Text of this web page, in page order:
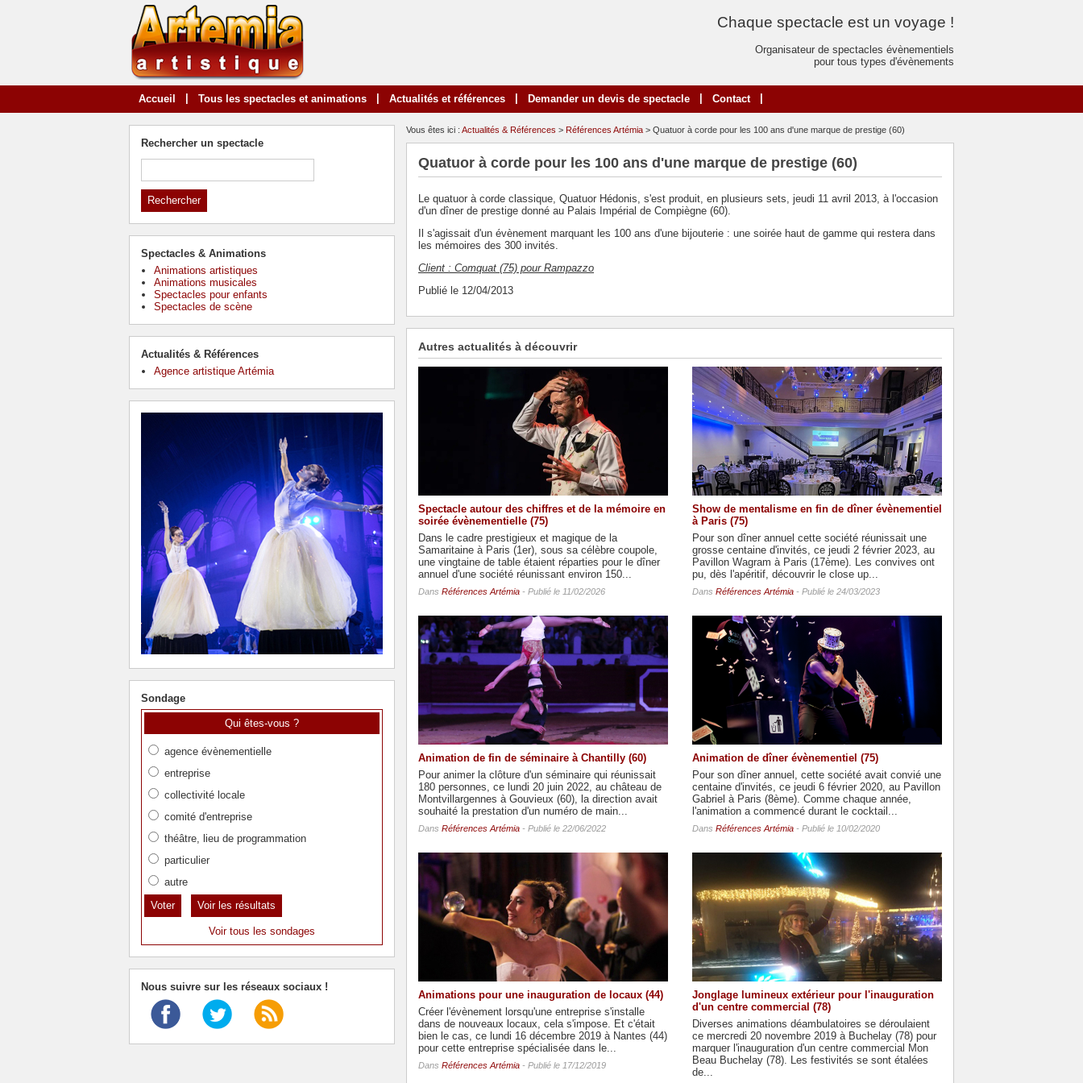
Chaque spectacle est un voyage !
Organisateur de spectacles évènementiels
pour tous types d'évènements
Accueil Tous les spectacles et animations Actualités et références Demander un devis de spectacle Contact
Vous êtes ici : Actualités & Références > Références Artémia > Quatuor à corde pour les 100 ans d'une marque de prestige (60)
Quatuor à corde pour les 100 ans d'une marque de prestige (60)
Le quatuor à corde classique, Quatuor Hédonis, s'est produit, en plusieurs sets, jeudi 11 avril 2013, à l'occasion
d'un dîner de prestige donné au Palais Impérial de Compiègne (60).
Il s'agissait d'un évènement marquant les 100 ans d'une bijouterie : une soirée haut de gamme qui restera dans
les mémoires des 300 invités.
Client : Comquat (75) pour Rampazzo
Publié le 12/04/2013
Autres actualités à découvrir
Spectacle autour des chiffres et de la mémoire en
soirée évènementielle (75)
Dans le cadre prestigieux et magique de la
Samaritaine à Paris (1er), sous sa célèbre coupole,
une vingtaine de table étaient réparties pour le dîner
annuel d'une société réunissant environ 150...
Dans Références Artémia - Publié le 11/02/2026
Show de mentalisme en fin de dîner évènementiel
à Paris (75)
Pour son dîner annuel cette société réunissait une
grosse centaine d'invités, ce jeudi 2 février 2023, au
Pavillon Wagram à Paris (17ème). Les convives ont
pu, dès l'apéritif, découvrir le close up...
Dans Références Artémia - Publié le 24/03/2023
Animation de fin de séminaire à Chantilly (60)
Pour animer la clôture d'un séminaire qui réunissait
180 personnes, ce lundi 20 juin 2022, au château de
Montvillargennes à Gouvieux (60), la direction avait
souhaité la prestation d'un numéro de main...
Dans Références Artémia - Publié le 22/06/2022
Animation de dîner évènementiel (75)
Pour son dîner annuel, cette société avait convié une
centaine d'invités, ce jeudi 6 février 2020, au Pavillon
Gabriel à Paris (8ème). Comme chaque année,
l'animation a commencé durant le cocktail...
Dans Références Artémia - Publié le 10/02/2020
Animations pour une inauguration de locaux (44)
Créer l'évènement lorsqu'une entreprise s'installe
dans de nouveaux locaux, cela s'impose. Et c'était
bien le cas, ce lundi 16 décembre 2019 à Nantes (44)
pour cette entreprise spécialisée dans le...
Dans Références Artémia - Publié le 17/12/2019
Jonglage lumineux extérieur pour l'inauguration
d'un centre commercial (78)
Diverses animations déambulatoires se déroulaient
ce mercredi 20 novembre 2019 à Buchelay (78) pour
marquer l'inauguration d'un centre commercial Mon
Beau Buchelay (78). Les festivités se sont étalées
de...
Rechercher un spectacle
Spectacles & Animations
Animations artistiques
Animations musicales
Spectacles pour enfants
Spectacles de scène
Actualités & Références
Agence artistique Artémia
Sondage
Qui êtes-vous ?
agence évènementielle
entreprise
collectivité locale
comité d'entreprise
théâtre, lieu de programmation
particulier
autre
Voir les résultats
Voir tous les sondages
Nous suivre sur les réseaux sociaux !